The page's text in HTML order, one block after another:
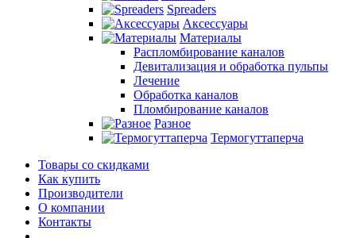
Spreaders
Аксессуары
Материалы
Распломбирование каналов
Девитализация и обработка пульпы
Лечение
Обработка каналов
Пломбирование каналов
Разное
Термогуттаперча
Товары со скидками
Как купить
Производители
О компании
Контакты